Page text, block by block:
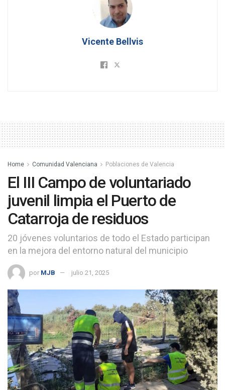
Vicente Bellvis
Home Comunidad Valenciana Poblaciones de Valencia
El III Campo de voluntariado
juvenil limpia el Puerto de
Catarroja de residuos
20 jóvenes voluntarios de todo el Estado participan
en la mejora del entorno natural del municipio
por MJB julio 21, 2025